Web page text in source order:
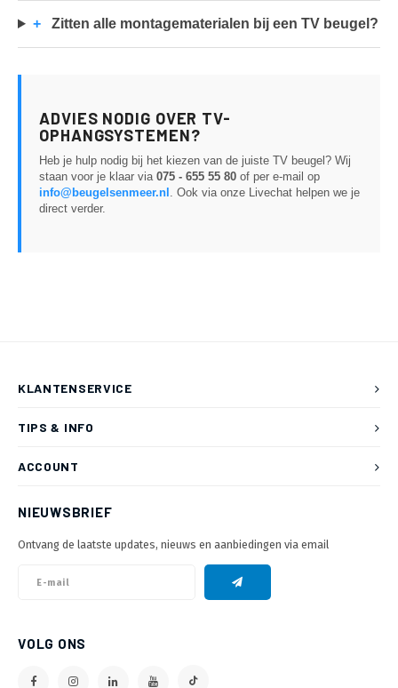
+ Zitten alle montagematerialen bij een TV beugel?
ADVIES NODIG OVER TV-
OPHANGSYSTEMEN?
Heb je hulp nodig bij het kiezen van de juiste TV beugel? Wij
staan voor je klaar via 075 - 655 55 80 of per e-mail op
info@beugelsenmeer.nl . Ook via onze Livechat helpen we je
direct verder.
KLANTENSERVICE
TIPS & INFO
ACCOUNT
NIEUWSBRIEF
Ontvang de laatste updates, nieuws en aanbiedingen via email
VOLG ONS